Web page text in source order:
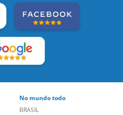
No mundo todo
BRASIL